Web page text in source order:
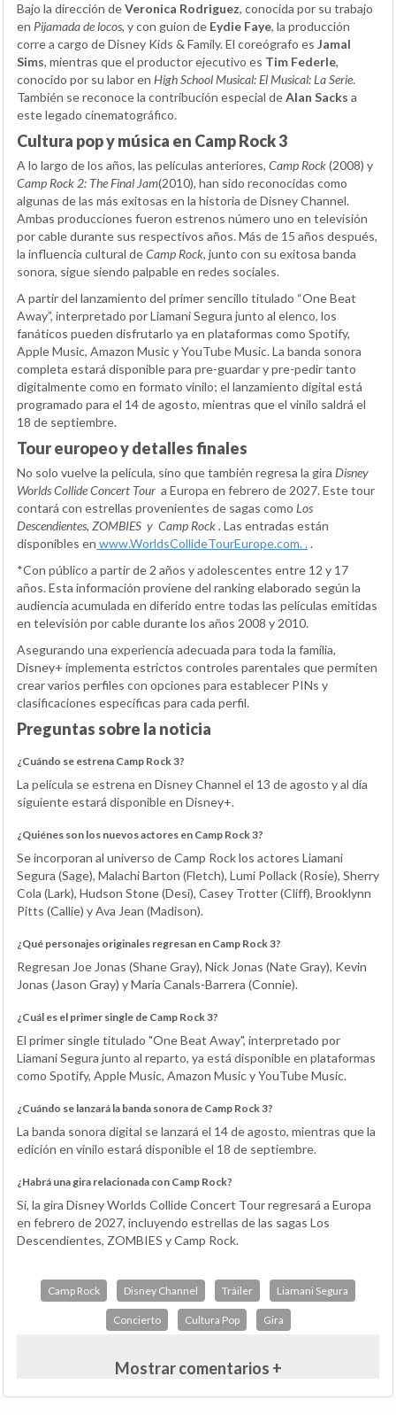
Bajo la dirección deVeronica Rodriguez, conocida por su trabajo
en Pijamada de locos, y con guion de Eydie Faye, la producción
corre a cargo de Disney Kids & Family. El coreógrafo es Jamal
Sims, mientras que el productor ejecutivo es Tim Federle,
conocido por su labor en High School Musical: El Musical: La Serie.
También se reconoce la contribución especial deAlan Sacks a
este legado cinematográfico.
Cultura pop y música en Camp Rock 3
A lo largo de los años, las películas anteriores, Camp Rock(2008) y
Camp Rock 2: The Final Jam(2010), han sido reconocidas como
algunas de las más exitosas en la historia de Disney Channel.
Ambas producciones fueron estrenos número uno en televisión
por cable durante sus respectivos años. Más de 15 años después,
la influencia cultural deCamp Rock, junto con su exitosa banda
sonora, sigue siendo palpable en redes sociales.
A partir del lanzamiento del primer sencillo titulado “One Beat
Away”, interpretado por Liamani Segura junto al elenco, los
fanáticos pueden disfrutarlo ya en plataformas como Spotify,
Apple Music, Amazon Music y YouTube Music. La banda sonora
completa estará disponible para pre-guardar y pre-pedir tanto
digitalmente como en formato vinilo; el lanzamiento digital está
programado para el 14 de agosto, mientras que el vinilo saldrá el
18 de septiembre.
Tour europeo y detalles finales
No solo vuelve la película, sino que también regresa la gira Disney
Worlds Collide Concert Tour a Europa en febrero de 2027. Este tour
contará con estrellas provenientes de sagas como Los
Descendientes, ZOMBIES y Camp Rock. Las entradas están
disponibles en www.WorldsCollideTourEurope.com...
*Con público a partir de 2 años y adolescentes entre 12 y 17
años. Esta información proviene del ranking elaborado según la
audiencia acumulada en diferido entre todas las películas emitidas
en televisión por cable durante los años 2008 y 2010.
Asegurando una experiencia adecuada para toda la familia,
Disney+ implementa estrictos controles parentales que permiten
crear varios perfiles con opciones para establecer PINs y
clasificaciones específicas para cada perfil.
Preguntas sobre la noticia
¿Cuándo se estrena Camp Rock 3?
La película se estrena en Disney Channel el 13 de agosto y al día
siguiente estará disponible en Disney+.
¿Quiénes son los nuevos actores en Camp Rock 3?
Se incorporan al universo de Camp Rock los actores Liamani
Segura (Sage), Malachi Barton (Fletch), Lumi Pollack (Rosie), Sherry
Cola (Lark), Hudson Stone (Desi), Casey Trotter (Cliff), Brooklynn
Pitts (Callie) y Ava Jean (Madison).
¿Qué personajes originales regresan en Camp Rock 3?
Regresan Joe Jonas (Shane Gray), Nick Jonas (Nate Gray), Kevin
Jonas (Jason Gray) y Maria Canals-Barrera (Connie).
¿Cuál es el primer single de Camp Rock 3?
El primer single titulado "One Beat Away", interpretado por
Liamani Segura junto al reparto, ya está disponible en plataformas
como Spotify, Apple Music, Amazon Music y YouTube Music.
¿Cuándo se lanzará la banda sonora de Camp Rock 3?
La banda sonora digital se lanzará el 14 de agosto, mientras que la
edición en vinilo estará disponible el 18 de septiembre.
¿Habrá una gira relacionada con Camp Rock?
Sí, la gira Disney Worlds Collide Concert Tour regresará a Europa
en febrero de 2027, incluyendo estrellas de las sagas Los
Descendientes, ZOMBIES y Camp Rock.
Camp Rock Disney Channel Tráiler Liamani Segura
Concierto Cultura Pop Gira
Mostrar comentarios +